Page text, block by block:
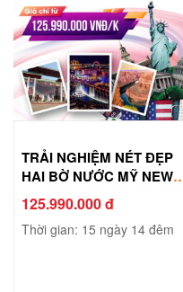
TRẢI NGHIỆM NÉT ĐẸP
HAI BỜ NƯỚC MỸ NEW
YORK – PHILADELPHIA –
WASHINGTON D.C –
NIAGARA FALL – ALBANY
125.990.000 đ
Thời gian: 15 ngày 14 đêm